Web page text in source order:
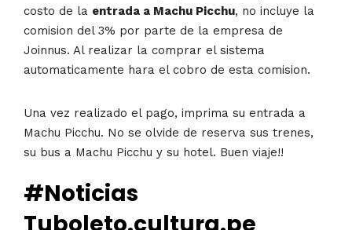
costo de la entrada a Machu Picchu, no incluye la
comision del 3% por parte de la empresa de
Joinnus. Al realizar la comprar el sistema
automaticamente hara el cobro de esta comision.
Una vez realizado el pago, imprima su entrada a
Machu Picchu. No se olvide de reserva sus trenes,
su bus a Machu Picchu y su hotel. Buen viaje!!
#Noticias